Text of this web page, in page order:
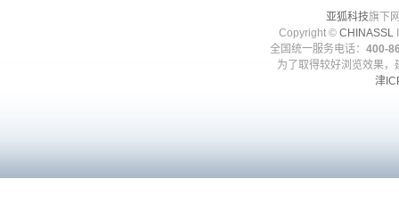
亚狐科技旗下
Copyright © CHINASSL
全国统一服务电话： 400-
为了取得较好浏览效果
津